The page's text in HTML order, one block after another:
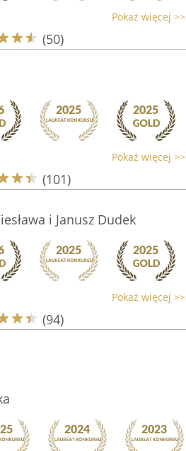
Pokaż więcej >>
(50)
Pokaż więcej >>
(101)
i Janusz Dudek
Pokaż więcej >>
(94)